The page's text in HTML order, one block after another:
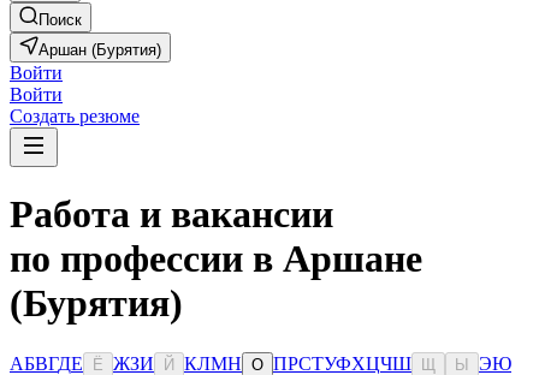
Поиск
Аршан (Бурятия)
Войти
Войти
Создать резюме
Работа и вакансии
по профессии в Аршане
(Бурятия)
АБВГДЕ Ё ЖЗИ Й КЛМН О ПРСТУФХЦЧШ Ы ЭЮ